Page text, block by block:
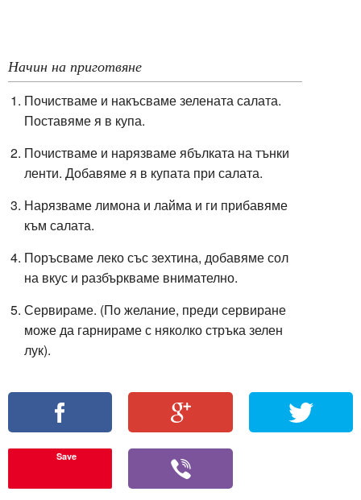
Начин на приготвяне
Почистваме и накъсваме зелената салата.
Поставяме я в купа.
Почистваме и нарязваме ябълката на тънки
ленти. Добавяме я в купата при салата.
Нарязваме лимона и лайма и ги прибавяме
към салата.
Поръсваме леко със зехтина, добавяме сол
на вкус и разбъркваме внимателно.
Сервираме. (По желание, преди сервиране
може да гарнираме с няколко стръка зелен
лук).
Save